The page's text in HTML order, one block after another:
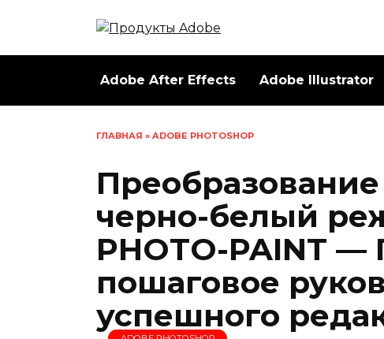
Adobe After Effects Adobe Illustrator
ГЛАВНАЯ » ADOBE PHOTOSHOP
черно-белый
PHOTO-PAINT
пошаговое
успешного